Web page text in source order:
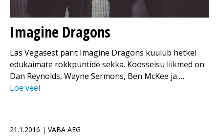
Imagine Dragons
Las Vegasest pärit Imagine Dragons kuulub hetkel
edukaimate rokkpuntide sekka. Koosseisu liikmed on
Dan Reynolds, Wayne Sermons, Ben McKee ja …
Loe veel
21.1.2016 | VABA AEG